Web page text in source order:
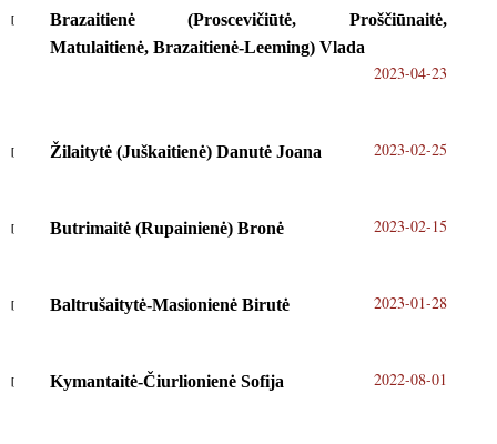
Brazaitienė (Proscevičiūtė, Proščiūnaitė,
Matulaitienė, Brazaitienė-Leeming) Vlada
2023-04-23
Žilaitytė (Juškaitienė) Danutė Joana 2023-02-25
Butrimaitė (Rupainienė) Bronė 2023-02-15
Baltrušaitytė-Masionienė Birutė 2023-01-28
Kymantaitė-Čiurlionienė Sofija 2022-08-01